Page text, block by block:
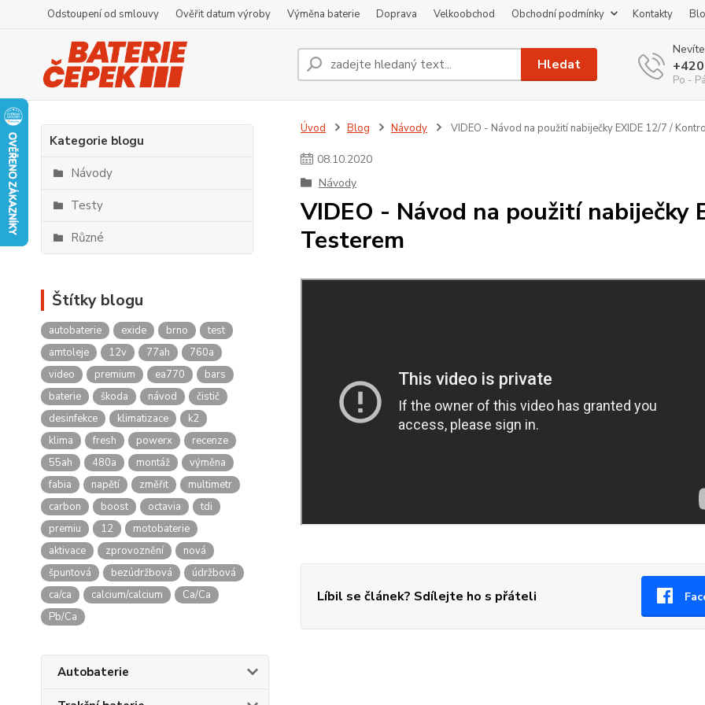
Odstoupení od smlouvy Ověřit datum výroby Výměna baterie Doprava Velkoobchod Obchodní podmínky Kontakty
Hledat
Po -
Kategorie blogu
Návody
Testy
Různé
Štítky blogu
autobaterie exide brno
test
amtoleje
12v 77ah
760a
video
premium ea770
bars
baterie
škoda návod
čistič
desinfekce
klimatizace
k2
klima
fresh powerx
recenze
55ah
480a montáž
výměna
fabia
napětí změřit
multimetr
carbon
boost octavia
tdi
premiu
12
motobaterie
aktivace
zprovoznění
nová
špuntová
bezúdržbová
údržbová
ca/ca
calcium/calcium
Ca/Ca
Pb/Ca
Autobaterie
Úvod Blog Návody VIDEO - Návod na použití nabiječky EXIDE 12/7 /
08.10.2020
Návody
VIDEO - Návod na použití nabiječky
Testerem
Líbil se článek? Sdílejte ho s přáteli